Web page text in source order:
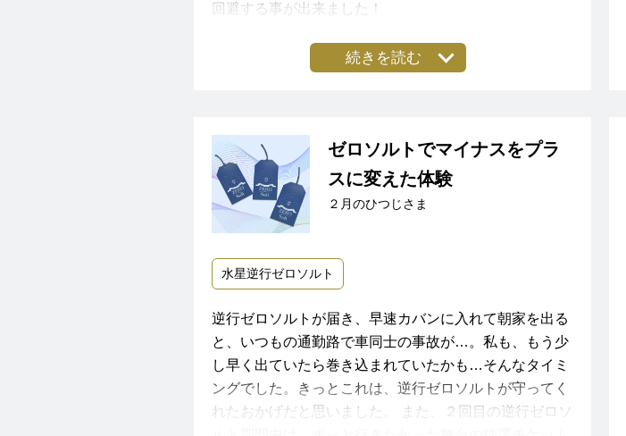
の中で、日程の間違いや勘違いと思われるの記載が含ま
れるメールやメッセージが、何かしらの毎日のように、
こわいくらい、
みんなは絶賛水星逆行中です
その都度、『すでにお気づきだったらいいのですが、日
程が違っているようです』や『◯日もお願いしていたと
思いますが、変更いたしましょうか』と確認の連絡をす
ると、『うっかりしていました』『気づいてくれて、あ
げさまで、お客さまなどにリリース前に、未然にミスや
混乱を防ぐことができています。
なによりわたし自身が、
回避する事が出来ました！
こどものお誕生日祝いにと旅行を計画した際に、帰省時
旅行中は何事もなく過ごしましたが、
帰省当日の午後に雨降り、他にもこどもが遊びすぎたせ
いで汗だくになり、大急ぎで荷物置いている駅に向かい
予定を早めたおかげで、予約していた新幹線より一本早
い便にチケット交換をして、無事に帰省できました。
そしてお家に着いた途端ニュースで、帰省する新幹線通
過駅の近くで地震発生！津波警報も出ていてビックリっ
っっ！
続きを読む
ゼロソルトでマイナスをプラ
スに変えた体験
２月のひつじさま
水星逆行ゼロソルト
逆行ゼロソルトが届き、早速カバンに入れて朝家を出る
と、いつもの通勤路で車同士の事故が…。私も、もう少
し早く出ていたら巻き込まれていたかも…そんなタイミ
ングでした。きっとこれは、逆行ゼロソルトが守ってく
れたおかげだと思いました。 また、２回目の逆行ゼロソ